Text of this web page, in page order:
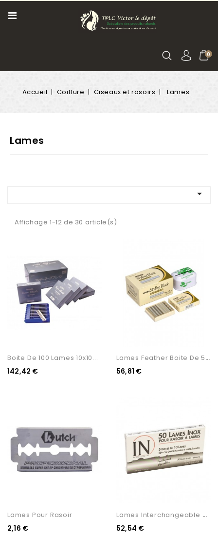
0
Accueil Coiffure Ciseaux et rasoirs Lames
Lames

Affichage 1-12 de 30 article(s)
Boite De 100 Lames 10x10...
142,42 €
L
Ames Feather Boite De 50...
56,81 €
Lames Pour Rasoir
2,16 €
L
Ames Interchangeable X 50...
52,54 €